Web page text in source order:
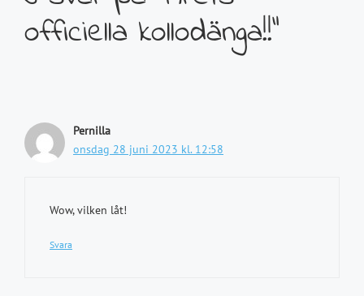
officiella kollodänga!!”
Pernilla
onsdag 28 juni 2023 kl. 12:58
Wow, vilken låt!
Svara